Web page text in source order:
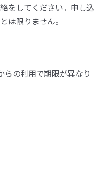
をしてください。申し込
は限りません。
らの利用で期限が異なり